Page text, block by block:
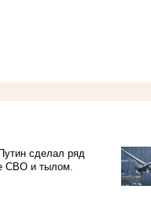
сделал ряд
СВО и тылом.